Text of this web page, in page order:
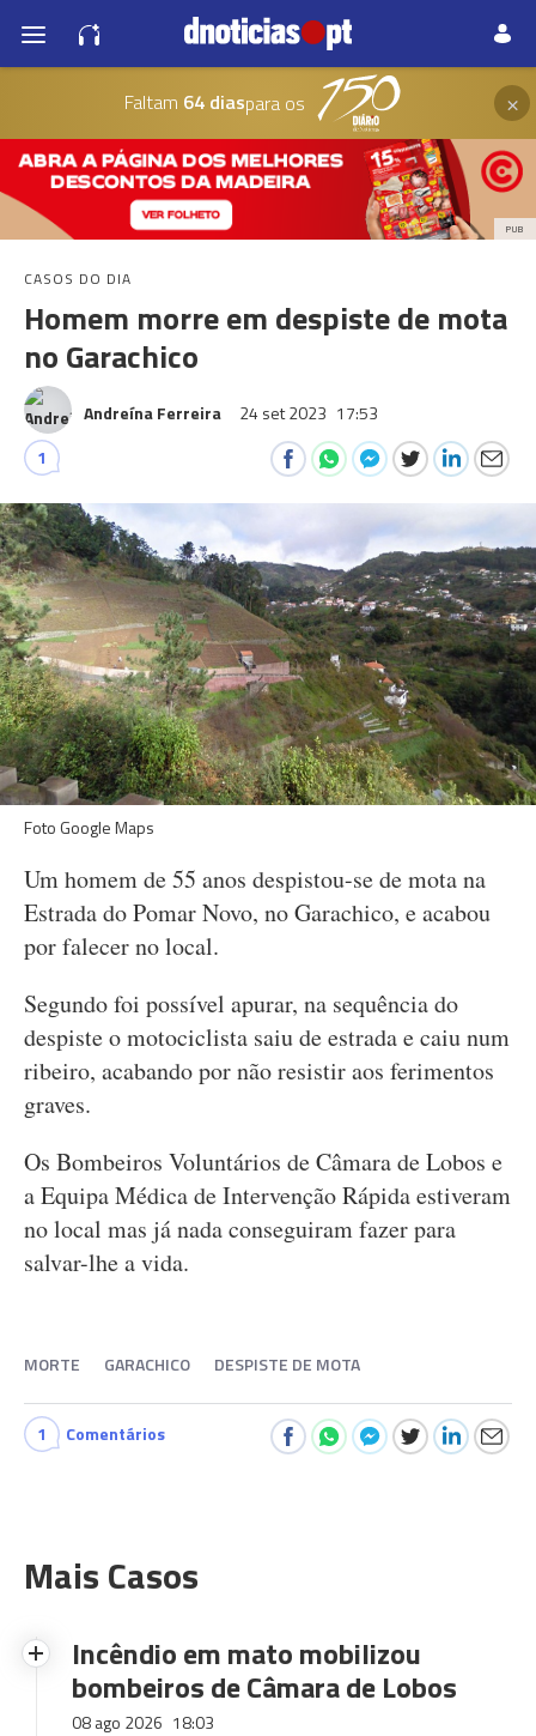
Faltam 64 diaspara os ×
PUB
CASOS DO DIA
Homem morre em despiste de mota
no Garachico
Andreína Ferreira 24 set 2023 17:53
1
Foto Google Maps
Um homem de 55 anos despistou-se de mota na
Estrada do Pomar Novo, no Garachico, e acabou
por falecer no local.
Segundo foi possível apurar, na sequência do
despiste o motociclista saiu de estrada e caiu num
ribeiro, acabando por não resistir aos ferimentos
graves.
Os Bombeiros Voluntários de Câmara de Lobos e
a Equipa Médica de Intervenção Rápida estiveram
no local mas já nada conseguiram fazer para
salvar-lhe a vida.
MORTE GARACHICO DESPISTE DE MOTA
1 Comentários
Mais Casos
Incêndio em mato mobilizou
bombeiros de Câmara de Lobos
08 ago 2026 18:03